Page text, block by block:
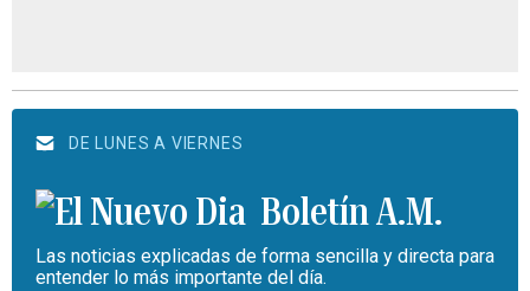
DE LUNES A VIERNES
Boletín A.M.
Las noticias explicadas de forma sencilla y directa para
entender lo más importante del día.